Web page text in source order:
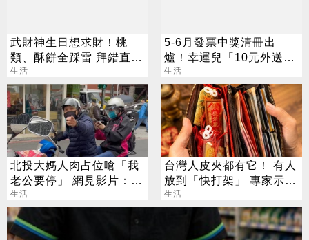
武財神生日想求財！桃
類、酥餅全踩雷 拜錯直接
「輸」掉
生活
5-6月發票中獎清冊出
爐！幸運兒「10元外送
費」抱走千萬大獎
生活
北投大媽人肉占位嗆「我
老公要停」 網見影片：難
怪是夫妻
生活
台灣人皮夾都有它！ 有人
放到「快打架」 專家示
警：會過期
生活